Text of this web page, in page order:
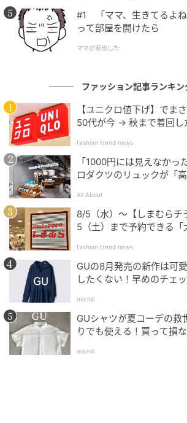
©ラノベアニメ製作委員会
SNS日記を読み返した若菜。席替え
ない選択をしたはずなのに、5月21日
え、、、久しぶりに和瀬と離れた、
ープ前と同じ記述に戻っていた。
（やっぱり、過去が変わってる）
#1 「ママ、生きてるよ
って部屋を開けたら
ママが家出した
ファッション記事ランキン
【ユニクロ値下げ】でま
50代が今 → 秋まで着回
fashion trend news
「1000円には見えなかっ
ロダクツのリュックが「
All About
8/5（水）〜【しまむらチ
5（土）まで予約できる「
fashion trend news
GUの8月発売の新作は可
したくない！早めのチェ
michill
GUシャツが夏コーデの
りでも使える！買って損
michill